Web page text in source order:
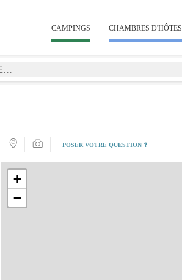
CAMPINGS CHAMBRES D'HÔTES
POSER VOTRE QUESTION ❓
+
−